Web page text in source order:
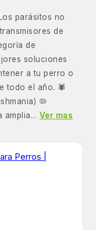
parásitos no
de
de
soluciones
a tu perro o
todo el año. 🕷️
🦠
amplia... Ver mas